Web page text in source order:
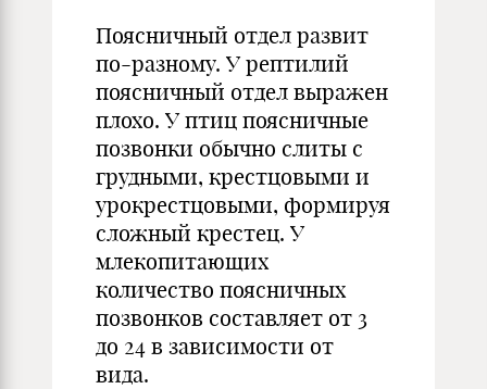
Поясничный отдел развит
по-разному. У рептилий
поясничный отдел выражен
плохо. У птиц поясничные
позвонки обычно слиты с
грудными, крестцовыми и
урокрестцовыми, формируя
сложный крестец. У
млекопитающих
количество поясничных
позвонков составляет от 3
до 24 в зависимости от
вида.